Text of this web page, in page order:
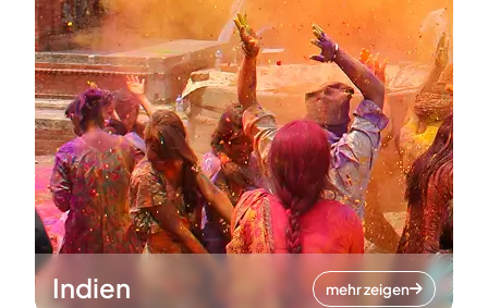
Indien mehr zeigen